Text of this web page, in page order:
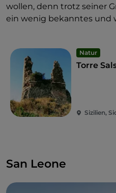
wollen, denn trotz seiner
ein wenig bekanntes und
Natur
Torre
Sizilien,
San Leone